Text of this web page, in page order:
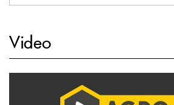
Video